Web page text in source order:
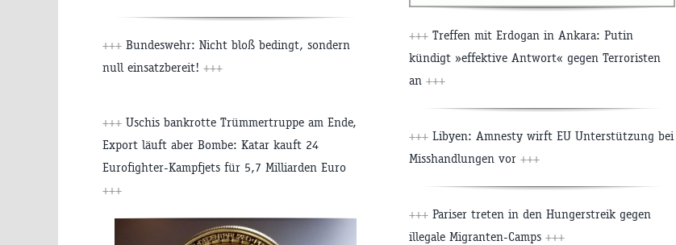
+++ Bundeswehr: Nicht bloß bedingt, sondern
null einsatzbereit! +++
+++ Uschis bankrotte Trümmertruppe am Ende,
Export läuft aber Bombe: Katar kauft 24
Eurofighter-Kampfjets für 5,7 Milliarden Euro
+++
+++ Treffen mit Erdogan in Ankara: Putin
kündigt »effektive Antwort« gegen Terroristen
an +++
+++ Libyen: Amnesty wirft EU Unterstützung bei
Misshandlungen vor +++
+++ Pariser treten in den Hungerstreik gegen
illegale Migranten-Camps +++